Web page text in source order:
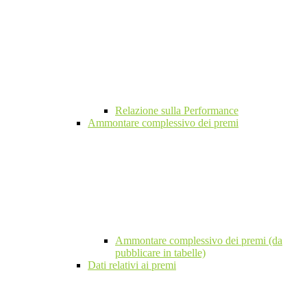
Relazione sulla Performance
Ammontare complessivo dei premi
Ammontare complessivo dei premi (da
pubblicare in tabelle)
Dati relativi ai premi